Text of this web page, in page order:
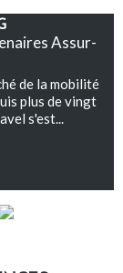
Assur-
de la mobilité
plus de vingt
s'est...